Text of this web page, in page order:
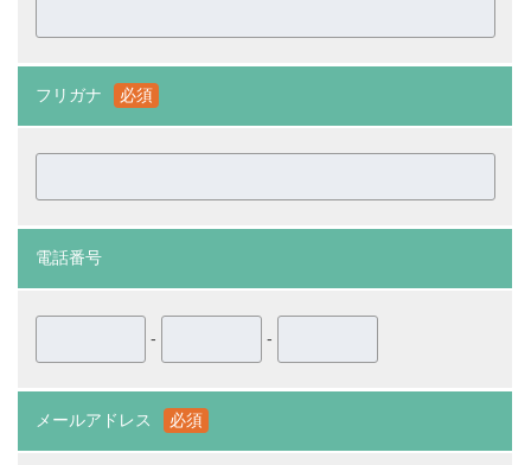
フリガナ 必須
電話番号
- -
メールアドレス 必須